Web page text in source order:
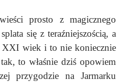
prosto z magicznego
się z teraźniejszością, a
XXI wiek i to nie koniecznie
to właśnie dziś opowiem
przygodzie na Jarmarku